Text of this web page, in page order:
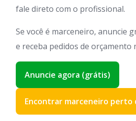
fale direto com o profissional.
Se você é marceneiro, anuncie
e receba pedidos de orçamento
Anuncie agora (grátis)
Encontrar marceneiro perto